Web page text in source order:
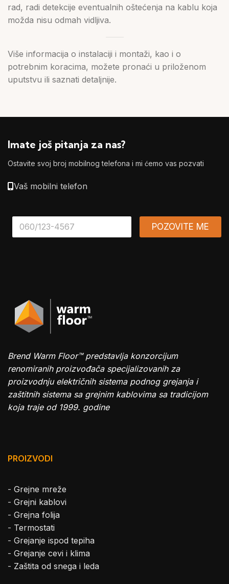
rad, radi detekcije eventualnih oštećenja na kablu koja
možda nisu odmah vidljiva.
Više informacija o instalaciji i montaži, kao i o
potrebnim koracima, možete pronaći u priloženom
uputstvu ili saznati detaljnije.
Imate još pitanja za nas?
Ostavite svoj broj mobilnog telefona i mi ćemo vas pozvati
Vaš mobilni telefon
*
POZOVITE ME
Brend Warm Floor™ predstavlja konzorcijum
renomiranih proizvođača specijalizovanih za
proizvodnju električnih sistema podnog grejanja i
zaštitnih sistema sa grejnim kablovima sa tradicijom
koja traje od 1999. godine
PROIZVODI
- Grejne mreže
- Grejni kablovi
- Grejna folija
- Termostati
- Grejanje ispod tepiha
- Grejanje cevi i klima
- Zaštita od snega i leda